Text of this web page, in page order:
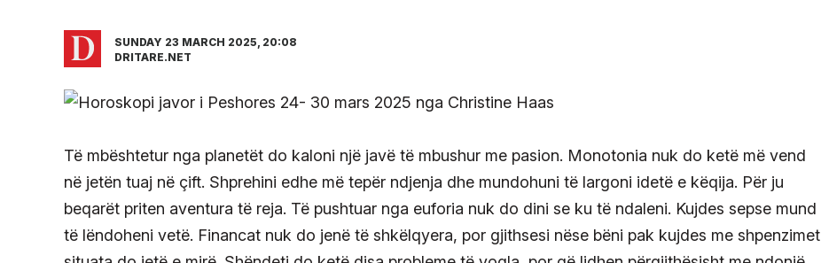
SUNDAY 23 MARCH 2025, 20:08
DRITARE.NET
Të mbështetur nga planetët do kaloni një javë të mbushur me pasion. Monotonia nuk do ketë më vend
në jetën tuaj në çift. Shprehini edhe më tepër ndjenja dhe mundohuni të largoni idetë e këqija. Për ju
beqarët priten aventura të reja. Të pushtuar nga euforia nuk do dini se ku të ndaleni. Kujdes sepse mund
të lëndoheni vetë. Financat nuk do jenë të shkëlqyera, por gjithsesi nëse bëni pak kujdes me shpenzimet